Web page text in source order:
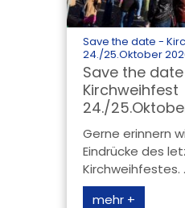
Save the date -
24./25.Oktober
Save the
Kirchweihfest
24./
Gerne erinnern
Eindrücke des
Kirchweihfestes.
mehr +